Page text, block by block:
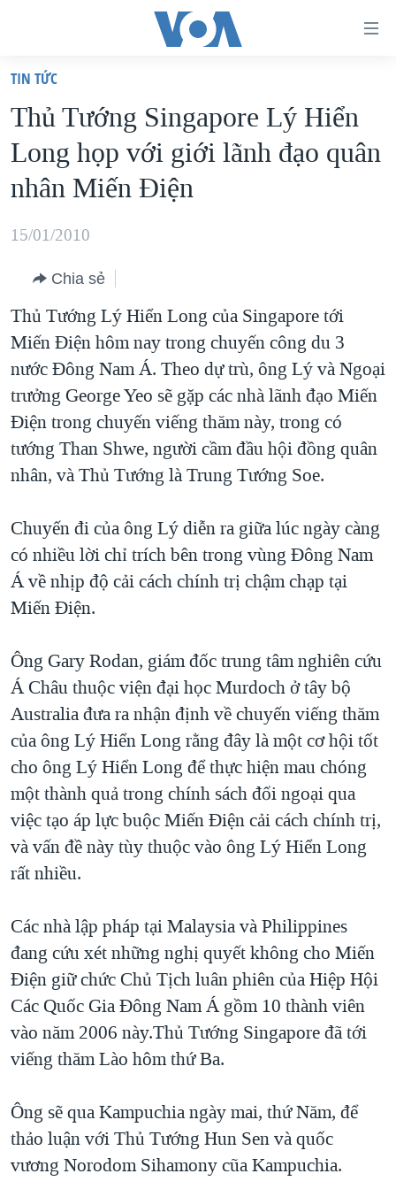
truy
cập
Tới
nội
chính
hướng
chính
Đi
tới
"Tìm"
VIỆT NAM
HOA KỲ
BIỂN ĐÔNG
THẾ GIỚI
DIỄN ĐÀN
MỤC
TỰ DO BÁO CHÍ
VẠCH TRẦN TIN GIẢ
NGƯỜI VIỆT HẢI NGOẠI
ĐỜI SỐNG
KINH TẾ
SỨC KHOẺ
VĂN HOÁ
THỂ THAO
CHUYÊN ĐỀ
CHIẾN TRANH THƯƠNG MẠI CỦA MỸ: QUÁ KHỨ VÀ HIỆN
TẠI
HÀNH TRÌNH BẦU CỬ 2024
NGÀY TỊ NẠN THẾ GIỚI
TRỊNH VĨNH BÌNH - NGƯỜI HẠ 'BÊN THẮNG CUỘC'
GROUND ZERO – XƯA VÀ NAY
CÁC GIÁ TRỊ CỘNG HÒA Ở VIỆT NAM
THƯỢNG ĐỈNH TRUMP-KIM TẠI VIỆT NAM
TRỊNH VĨNH BÌNH VS. CHÍNH PHỦ VIỆT NAM
NGƯ DÂN VIỆT VÀ LÀN SÓNG TRỘM HẢI SÂM
BÊN KIA QUỐC LỘ: TIẾNG VỌNG TỪ NÔNG THÔN MỸ
QUAN HỆ VIỆT MỸ
HỌC TIẾNG ANH
VIDEO
NGHE
Ngôn ngữ khác
TIN TỨC
Thủ Tướng Singapore Lý Hiển
Long họp với giới lãnh đạo quân
nhân Miến Điện
15/01/2010
Chia sẻ
Thủ Tướng Lý Hiển Long của Singapore tới
Miến Điện hôm nay trong chuyến công du 3
nước Đông Nam Á. Theo dự trù, ông Lý và Ngoại
trưởng George Yeo sẽ gặp các nhà lãnh đạo Miến
Điện trong chuyến viếng thăm này, trong có
tướng Than Shwe, người cầm đầu hội đồng quân
nhân, và Thủ Tướng là Trung Tướng Soe.
Chuyến đi của ông Lý diễn ra giữa lúc ngày càng
có nhiều lời chỉ trích bên trong vùng Đông Nam
Á về nhịp độ cải cách chính trị chậm chạp tại
Miến Điện.
Ông Gary Rodan, giám đốc trung tâm nghiên cứu
Á Châu thuộc viện đại học Murdoch ở tây bộ
Australia đưa ra nhận định về chuyến viếng thăm
của ông Lý Hiển Long rằng đây là một cơ hội tốt
cho ông Lý Hiển Long để thực hiện mau chóng
một thành quả trong chính sách đối ngoại qua
việc tạo áp lực buộc Miến Điện cải cách chính trị,
và vấn đề này tùy thuộc vào ông Lý Hiển Long
rất nhiều.
Các nhà lập pháp tại Malaysia và Philippines
đang cứu xét những nghị quyết không cho Miến
Điện giữ chức Chủ Tịch luân phiên của Hiệp Hội
Các Quốc Gia Đông Nam Á gồm 10 thành viên
vào năm 2006 này.Thủ Tướng Singapore đã tới
viếng thăm Lào hôm thứ Ba.
Ông sẽ qua Kampuchia ngày mai, thứ Năm, để
thảo luận với Thủ Tướng Hun Sen và quốc
vương Norodom Sihamony cũa Kampuchia.